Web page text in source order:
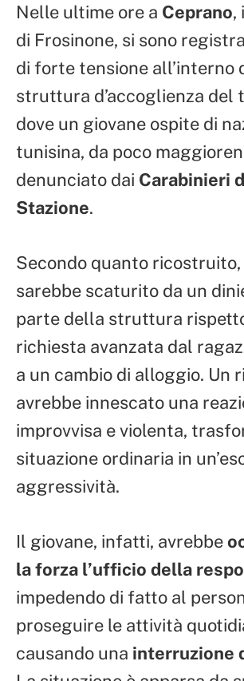
Nelle ultime ore a Ceprano,
di Frosinone, si sono
di forte tensione all’interno
struttura d’accoglienza del
dove un giovane ospite di
tunisina, da poco
denunciato dai Carabinieri
Stazione.
Secondo quanto ricostruito,
sarebbe scaturito da un
parte della struttura
richiesta avanzata dal
a un cambio di alloggio. Un
avrebbe innescato una
improvvisa e violenta,
situazione ordinaria in
aggressività.
Il giovane, infatti, avrebbe
la forza l’ufficio della
impedendo di fatto al
proseguire le attività
causando una interruzione